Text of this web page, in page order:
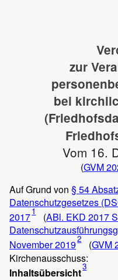
zur
bei
Vom 16.
(GVM
Auf Grund von § 54
Datenschutzgesetzes
20171 (ABl. EKD 2017
November 20192 (GVM
Kirchenausschuss:
Inhaltsübersicht3